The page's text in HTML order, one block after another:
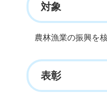
対象
農林漁業の振興を
表彰